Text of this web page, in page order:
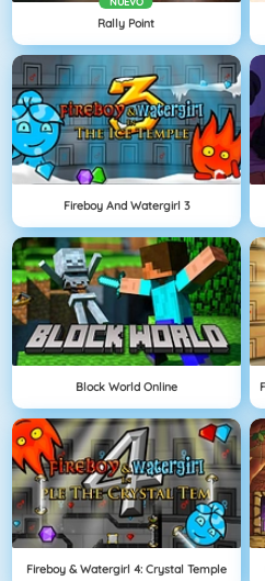
Rally Point
Fireboy And Watergirl 3
Block World Online
Fireboy & Watergirl 4: Crystal Temple